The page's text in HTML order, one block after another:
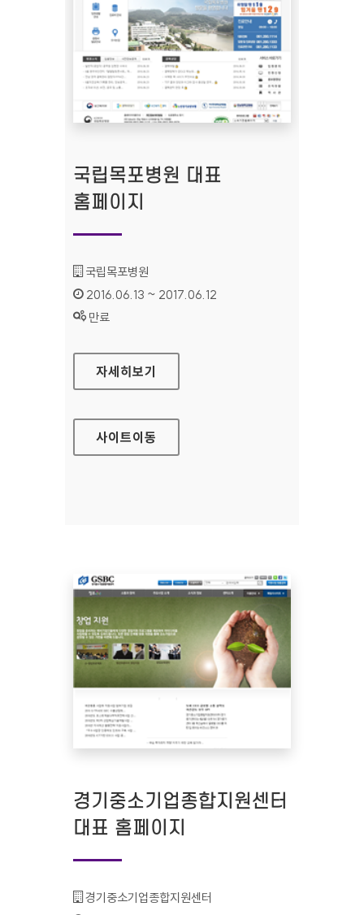
국립목포병원 대표
홈페이지
기관명 :
국립목포병원
인증기간 :
2016.06.13 ~ 2017.06.12
상태 :
만료
국립목포병원 대표 홈페이지
자세히보기
사이트이동
경기중소기업종합지원센터
대표 홈페이지
기관명 :
경기중소기업종합지원센터